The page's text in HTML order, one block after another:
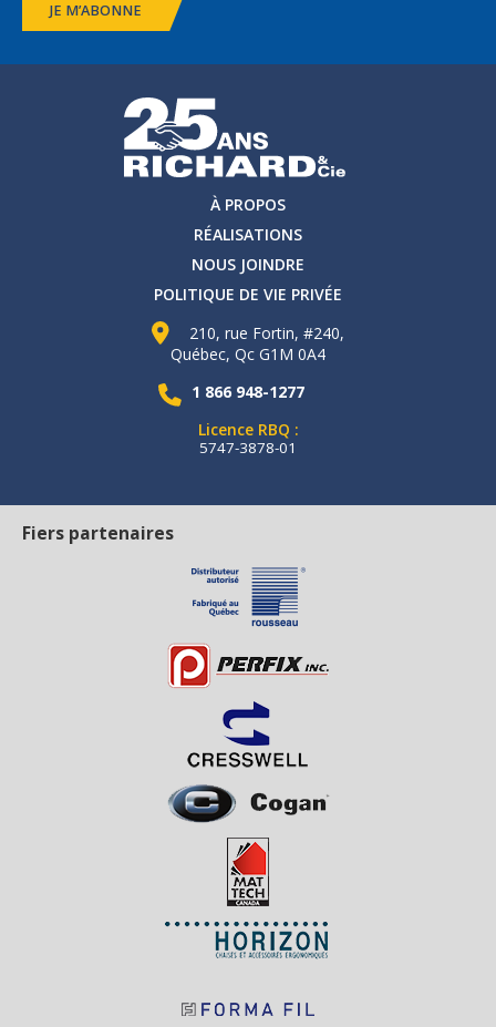
JE M’ABONNE
À PROPOS
RÉALISATIONS
NOUS JOINDRE
POLITIQUE DE VIE PRIVÉE
210, rue Fortin, #240,
Québec, Qc G1M 0A4
1 866 948-1277
Licence RBQ :
5747-3878-01
Fiers partenaires